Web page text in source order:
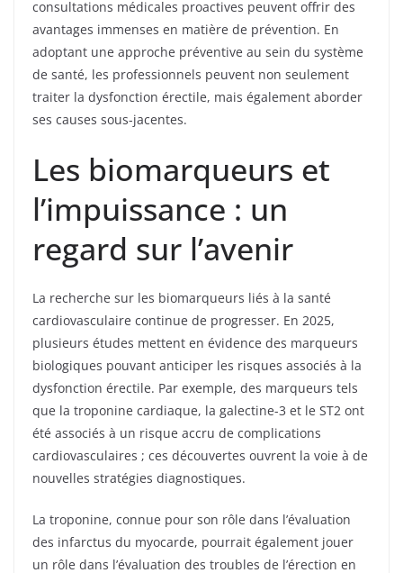
consultations médicales proactives peuvent offrir des
avantages immenses en matière de prévention. En
adoptant une approche préventive au sein du système
de santé, les professionnels peuvent non seulement
traiter la dysfonction érectile, mais également aborder
ses causes sous-jacentes.
Les biomarqueurs et
l’impuissance : un
regard sur l’avenir
La recherche sur les biomarqueurs liés à la santé
cardiovasculaire continue de progresser. En 2025,
plusieurs études mettent en évidence des marqueurs
biologiques pouvant anticiper les risques associés à la
dysfonction érectile. Par exemple, des marqueurs tels
que la troponine cardiaque, la galectine-3 et le ST2 ont
été associés à un risque accru de complications
cardiovasculaires ; ces découvertes ouvrent la voie à de
nouvelles stratégies diagnostiques.
La troponine, connue pour son rôle dans l’évaluation
des infarctus du myocarde, pourrait également jouer
un rôle dans l’évaluation des troubles de l’érection en